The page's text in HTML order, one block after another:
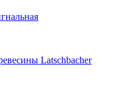
Latschbacher